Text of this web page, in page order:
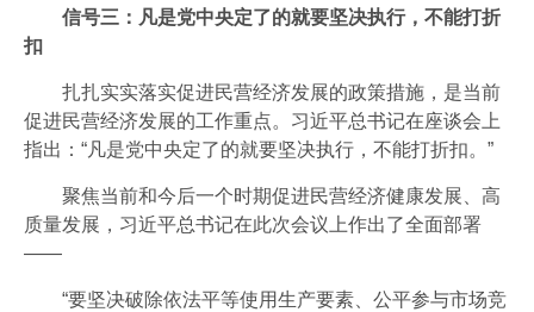
信号三：凡是党中央定了的就要坚决执行，不能打折
扣
扎扎实实落实促进民营经济发展的政策措施，是当前
促进民营经济发展的工作重点。习近平总书记在座谈会上
指出：“凡是党中央定了的就要坚决执行，不能打折扣。”
聚焦当前和今后一个时期促进民营经济健康发展、高
质量发展，习近平总书记在此次会议上作出了全面部署
——
“要坚决破除依法平等使用生产要素、公平参与市场竞